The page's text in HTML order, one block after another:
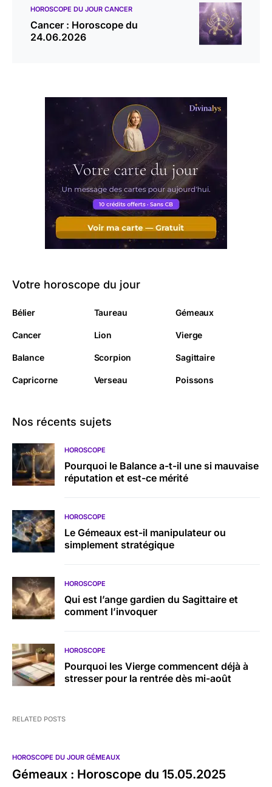
HOROSCOPE DU JOUR CANCER
Cancer : Horoscope du
24.06.2026
Votre horoscope du jour
Bélier Taureau Gémeaux
Cancer Lion Vierge
Balance Scorpion Sagittaire
Capricorne Verseau Poissons
Nos récents sujets
HOROSCOPE
Pourquoi le Balance a-t-il une si mauvaise
réputation et est-ce mérité
HOROSCOPE
Le Gémeaux est-il manipulateur ou
simplement stratégique
HOROSCOPE
Qui est l’ange gardien du Sagittaire et
comment l’invoquer
HOROSCOPE
Pourquoi les Vierge commencent déjà à
stresser pour la rentrée dès mi-août
RELATED POSTS
HOROSCOPE DU JOUR GÉMEAUX
Gémeaux : Horoscope du 15.05.2025